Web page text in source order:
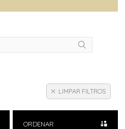
LIMPAR FILTROS
ORDENAR